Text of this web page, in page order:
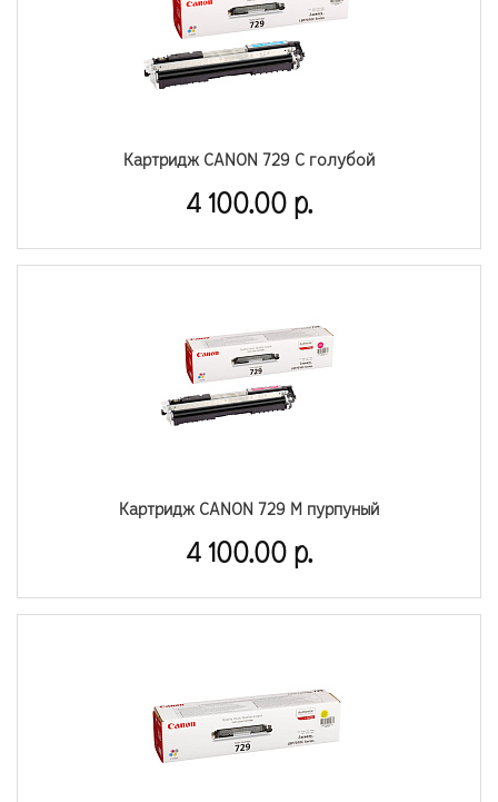
Картридж CANON 729 C голубой
4 100.00 р.
Картридж CANON 729 М пурпуный
4 100.00 р.